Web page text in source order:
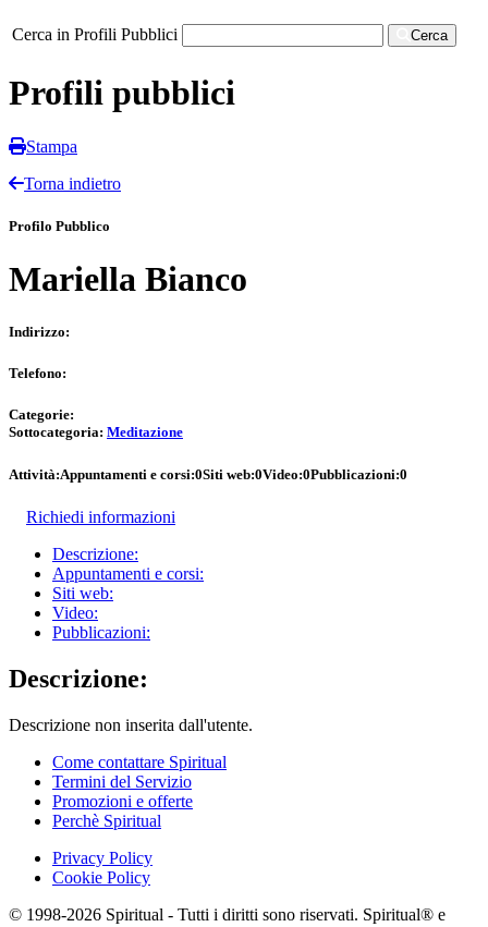
Cerca in Profili Pubblici Cerca
Profili pubblici
Stampa
Torna indietro
Profilo Pubblico
Mariella Bianco
Indirizzo:
Telefono:
Categorie:
Sottocategoria: Meditazione
Attività:Appuntamenti e corsi:0Siti web:0Video:0Pubblicazioni:0
Richiedi informazioni
Descrizione:
Appuntamenti e corsi:
Siti web:
Video:
Pubblicazioni:
Descrizione:
Descrizione non inserita dall'utente.
Come contattare Spiritual
Termini del Servizio
Promozioni e offerte
Perchè Spiritual
Privacy Policy
Cookie Policy
© 1998-2026 Spiritual - Tutti i diritti sono riservati. Spiritual® e